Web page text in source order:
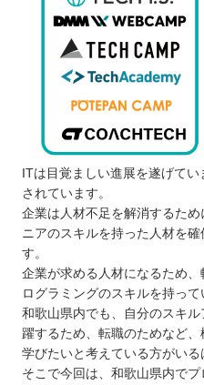
ITは目覚ましい進展を遂げて
されています。
企業は人材不足を解消するた
ニアのスキルを持った人材を
す。
企業が求める人材になるため
ログラミングのスキルを持って
和歌山県内でも、自分のスキ
躍するため、転職のためなど
学びたいと考えている方がいる
そこで今回は、和歌山県内で